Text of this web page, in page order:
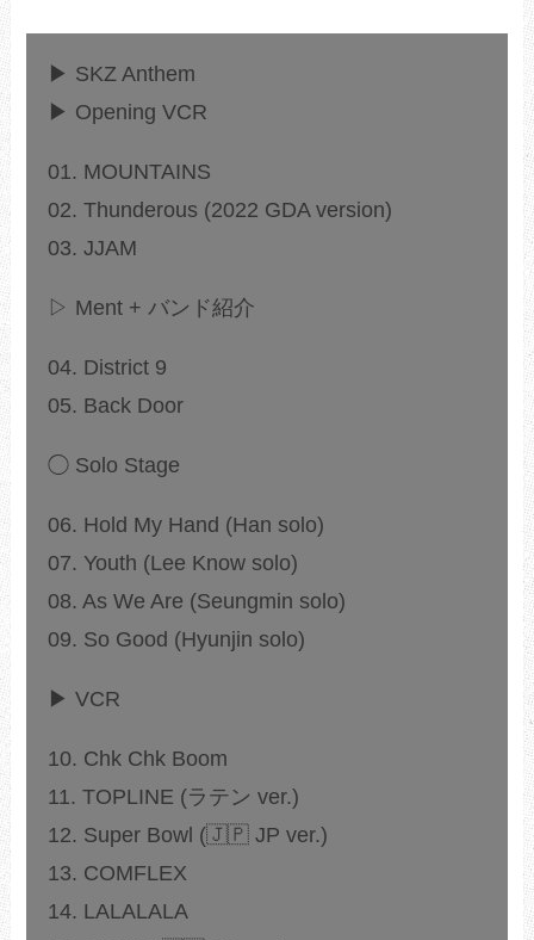
▶ SKZ Anthem
▶ Opening VCR
01. MOUNTAINS
02. Thunderous (2022 GDA version)
03. JJAM
▷ Ment + バンド紹介
04. District 9
05. Back Door
◯ Solo Stage
06. Hold My Hand (Han solo)
07. Youth (Lee Know solo)
08. As We Are (Seungmin solo)
09. So Good (Hyunjin solo)
▶ VCR
10. Chk Chk Boom
11. TOPLINE (ラテン ver.)
12. Super Bowl (🇯🇵 JP ver.)
13. COMFLEX
14. LALALALA